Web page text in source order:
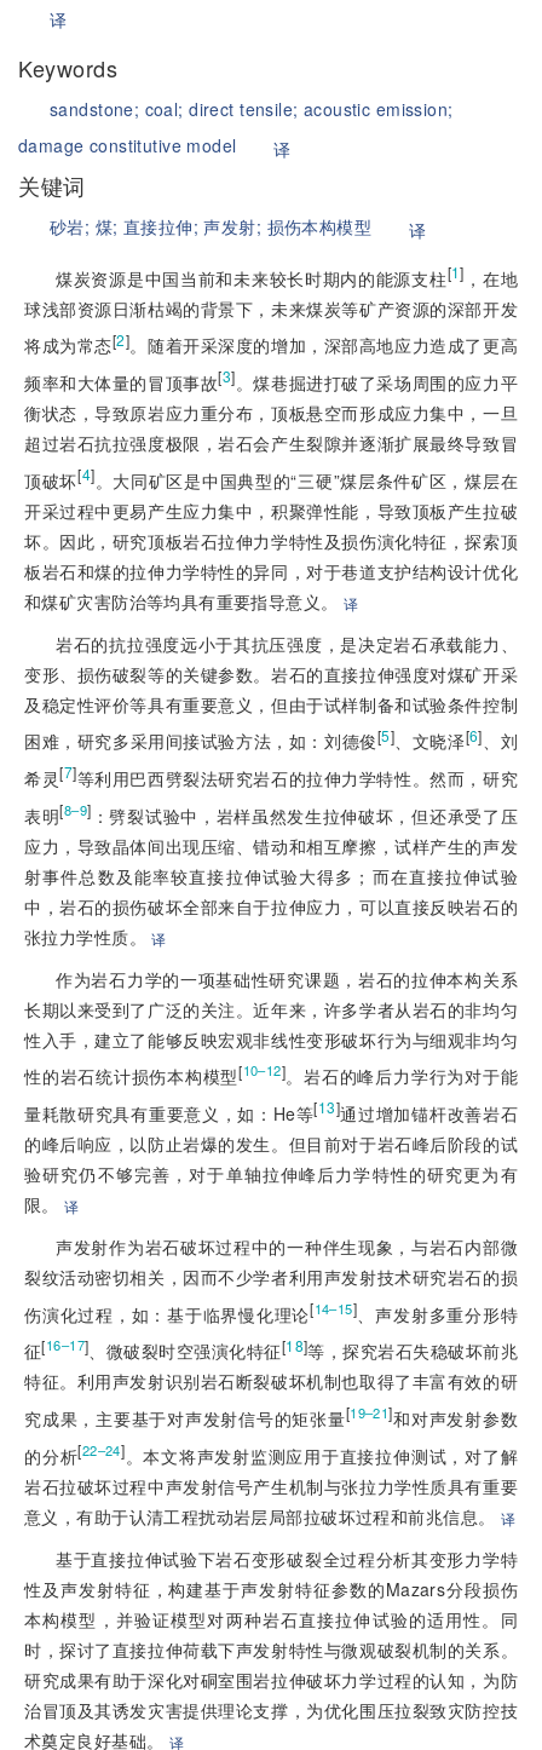
译
Keywords
sandstone; coal;direct tensile; acoustic emission;
damage constitutive model
译
关键词
砂岩; 煤; 直接拉伸;声发射; 损伤本构模型
译
煤炭资源是中国当前和未来较长时期内的能源支柱[1] ，在地
球浅部资源日渐枯竭的背景下，未来煤炭等矿产资源的深部开发
将成为常态[2]。随着开采深度的增加，深部高地应力造成了更高
频率和大体量的冒顶事故[3]。煤巷掘进打破了采场周围的应力平
衡状态，导致原岩应力重分布，顶板悬空而形成应力集中，一旦
超过岩石抗拉强度极限，岩石会产生裂隙并逐渐扩展最终导致冒
顶破坏[4]。大同矿区是中国典型的“三硬”煤层条件矿区，煤层在
开采过程中更易产生应力集中，积聚弹性能，导致顶板产生拉破
坏。因此，研究顶板岩石拉伸力学特性及损伤演化特征，探索顶
板岩石和煤的拉伸力学特性的异同，对于巷道支护结构设计优化
和煤矿灾害防治等均具有重要指导意义。
译
岩石的抗拉强度远小于其抗压强度，是决定岩石承载能力、
变形、损伤破裂等的关键参数。岩石的直接拉伸强度对煤矿开采
及稳定性评价等具有重要意义，但由于试样制备和试验条件控制
困难，研究多采用间接试验方法，如：刘德俊[5]、文晓泽[6]、刘
希灵[7]等利用巴西劈裂法研究岩石的拉伸力学特性。然而，研究
表明[8–9] ：劈裂试验中，岩样虽然发生拉伸破坏，但还承受了压
应力，导致晶体间出现压缩、错动和相互摩擦，试样产生的声发
射事件总数及能率较直接拉伸试验大得多；而在直接拉伸试验
中，岩石的损伤破坏全部来自于拉伸应力，可以直接反映岩石的
张拉力学性质。
译
作为岩石力学的一项基础性研究课题，岩石的拉伸本构关系
长期以来受到了广泛的关注。近年来，许多学者从岩石的非均匀
性入手，建立了能够反映宏观非线性变形破坏行为与细观非均匀
性的岩石统计损伤本构模型[10–12]。岩石的峰后力学行为对于能
量耗散研究具有重要意义，如：He等[13]通过增加锚杆改善岩石
的峰后响应，以防止岩爆的发生。但目前对于岩石峰后阶段的试
验研究仍不够完善，对于单轴拉伸峰后力学特性的研究更为有
限。
译
声发射作为岩石破坏过程中的一种伴生现象，与岩石内部微
裂纹活动密切相关，因而不少学者利用声发射技术研究岩石的损
伤演化过程，如：基于临界慢化理论[14–15] 、声发射多重分形特
征[16–17]、微破裂时空强演化特征[18]等，探究岩石失稳破坏前兆
特征。利用声发射识别岩石断裂破坏机制也取得了丰富有效的研
究成果，主要基于对声发射信号的矩张量[19–21]和对声发射参数
的分析[22–24]。本文将声发射监测应用于直接拉伸测试，对了解
岩石拉破坏过程中声发射信号产生机制与张拉力学性质具有重要
意义，有助于认清工程扰动岩层局部拉破坏过程和前兆信息。
译
基于直接拉伸试验下岩石变形破裂全过程分析其变形力学特
性及声发射特征，构建基于声发射特征参数的Mazars分段损伤
本构模型，并验证模型对两种岩石直接拉伸试验的适用性。同
时，探讨了直接拉伸荷载下声发射特性与微观破裂机制的关系。
研究成果有助于深化对硐室围岩拉伸破坏力学过程的认知，为防
治冒顶及其诱发灾害提供理论支撑，为优化围压拉裂致灾防控技
术奠定良好基础。
译